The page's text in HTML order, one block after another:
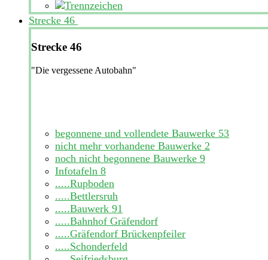
Strecke 46
Strecke 46
"Die vergessene Autobahn"
begonnene und vollendete Bauwerke 53
nicht mehr vorhandene Bauwerke 2
noch nicht begonnene Bauwerke 9
Infotafeln 8
.....Rupboden
.....Bettlersruh
.....Bauwerk 91
.....Bahnhof Gräfendorf
.....Gräfendorf Brückenpfeiler
.....Schonderfeld